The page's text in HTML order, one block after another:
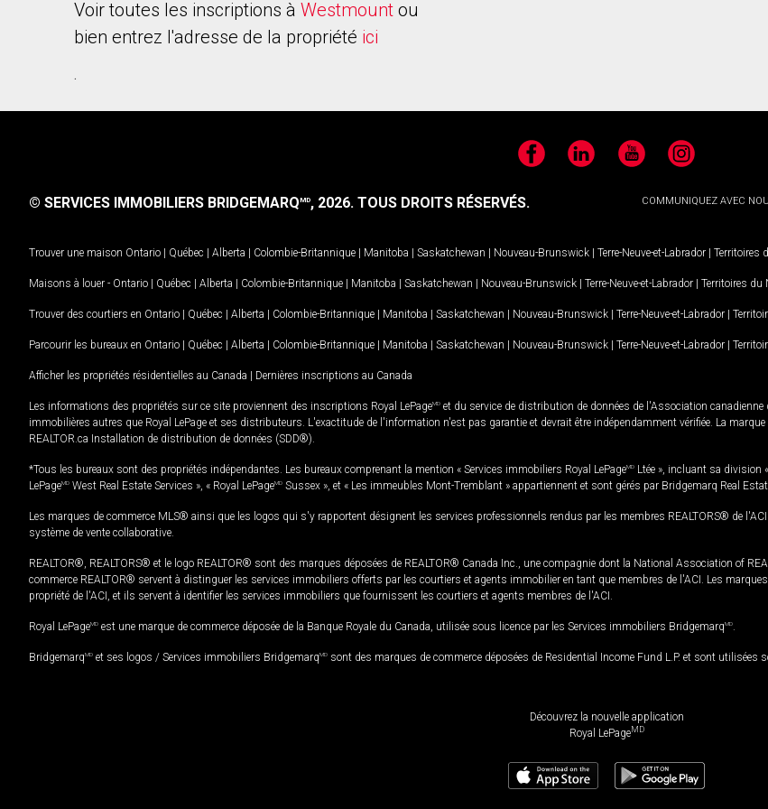
Voir toutes les inscriptions à Westmount ou
bien entrez l'adresse de la propriété ici
.
FacebookLinkedIn YouTubeInstagram
COMMUNIQUEZ AVEC
© SERVICES IMMOBILIERS BRIDGEMARQMD, 2026. TOUS DROITS RÉSERVÉS.
Trouver une maison Ontario | Québec | Alberta | Colombie-Britannique | Manitoba | Saskatchewan | Nouveau-Brunswick | Terre-Neuve-et-Labrador | Territoires
Maisons à louer - Ontario | Québec | Alberta | Colombie-Britannique | Manitoba | Saskatchewan | Nouveau-Brunswick | Terre-Neuve-et-Labrador | Territoires du
Trouver des courtiers en Ontario | Québec | Alberta | Colombie-Britannique | Manitoba | Saskatchewan | Nouveau-Brunswick | Terre-Neuve-et-Labrador |
Parcourir les bureaux en Ontario | Québec | Alberta | Colombie-Britannique | Manitoba | Saskatchewan | Nouveau-Brunswick | Terre-Neuve-et-Labrador |
Afficher les propriétés résidentielles au Canada | Dernières inscriptions au Canada
Les informations des propriétés sur ce site proviennent des inscriptions Royal LePageMD et du service de distribution de données de l'Association
immobilières autres que Royal LePage et ses distributeurs. L'exactitude de l'information n'est pas garantie et devrait être indépendamment vérifiée. La
REALTOR.ca Installation de distribution de données (SDD®).
*Tous les bureaux sont des propriétés indépendantes. Les bureaux comprenant la mention « Services immobiliers Royal LePageMD Ltée », incluant sa division
LePageMD West Real Estate Services », « Royal LePageMD Sussex », et « Les immeubles Mont-Tremblant » appartiennent et sont gérés par Bridgemarq Real
Les marques de commerce MLS® ainsi que les logos qui s'y rapportent désignent les services professionnels rendus par les membres REALTORS® de
système de vente collaborative.
REALTOR®, REALTORS® et le logo REALTOR® sont des marques déposées de REALTOR® Canada Inc., une compagnie dont la National Association of
commerce REALTOR® servent à distinguer les services immobiliers offerts par les courtiers et agents immobilier en tant que membres de l'ACI. Les
propriété de l'ACI, et ils servent à identifier les services immobiliers que fournissent les courtiers et agents membres de l'ACI.
Royal LePageMD est une marque de commerce déposée de la Banque Royale du Canada, utilisée sous licence par les Services immobiliers BridgemarqMD
BridgemarqMD et ses logos / Services immobiliers BridgemarqMD sont des marques de commerce déposées de Residential Income Fund L.P. et sont
Découvrez la nouvelle application
Royal LePageMD